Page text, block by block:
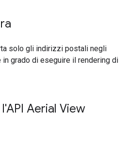
solo gli indirizzi postali negli
in grado di eseguire il rendering di
Aerial View